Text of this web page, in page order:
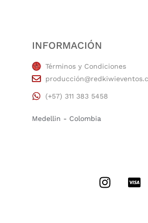
INFORMACIÓN
Términos y Condiciones
(+57) 311 383 5458
Medellin - Colombia